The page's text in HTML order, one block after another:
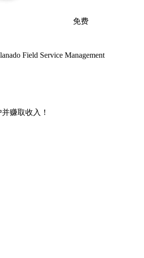
免费
Field Service Management
赚取收入！